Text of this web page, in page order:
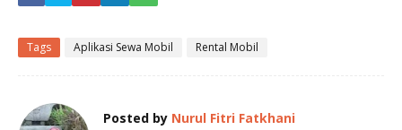
Tags Aplikasi Sewa Mobil Rental Mobil
Posted by Nurul Fitri Fatkhani